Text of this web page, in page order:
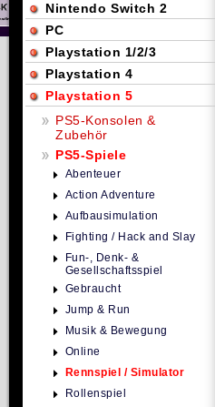
Nintendo Switch 2
PC
Playstation 1/2/3
Playstation 4
Playstation 5
PS5-Konsolen &
Zubehör
PS5-Spiele
Abenteuer
Action Adventure
Aufbausimulation
Fighting / Hack and Slay
Fun-, Denk- &
Gesellschaftsspiel
Gebraucht
Jump & Run
Musik & Bewegung
Online
Rennspiel / Simulator
Rollenspiel